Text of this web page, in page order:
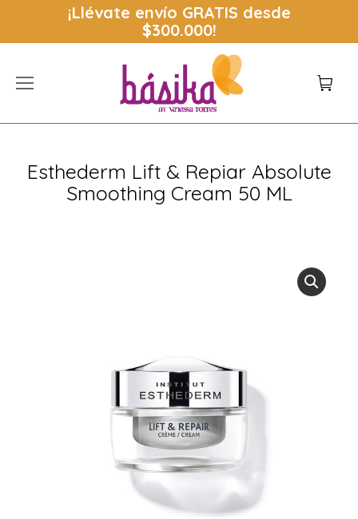
¡Llévate envío GRATIS desde
$300.000!
Esthederm Lift & Repiar Absolute
Smoothing Cream 50 ML